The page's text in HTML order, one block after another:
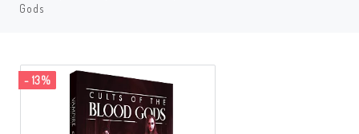
Gods
- 13%